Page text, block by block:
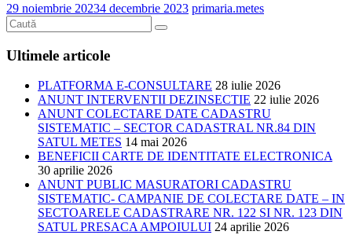
29 noiembrie 20234 decembrie 2023 primaria.metes
Ultimele articole
PLATFORMA E-CONSULTARE 28 iulie 2026
ANUNT INTERVENTII DEZINSECTIE 22 iulie 2026
ANUNT COLECTARE DATE CADASTRU
SISTEMATIC – SECTOR CADASTRAL NR.84 DIN
SATUL METES 14 mai 2026
BENEFICII CARTE DE IDENTITATE ELECTRONICA
30 aprilie 2026
ANUNT PUBLIC MASURATORI CADASTRU
SISTEMATIC- CAMPANIE DE COLECTARE DATE – IN
SECTOARELE CADASTRARE NR. 122 SI NR. 123 DIN
SATUL PRESACA AMPOIULUI 24 aprilie 2026